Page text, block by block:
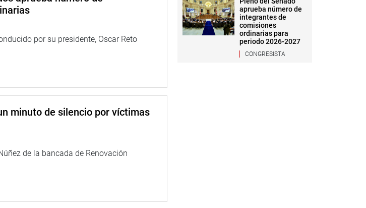
por su presidente, Oscar Reto
minuto de silencio por víctimas
de la bancada de Renovación
aprueba número de
integrantes de
comisiones
ordinarias para
periodo 2026-2027
CONGRESISTA